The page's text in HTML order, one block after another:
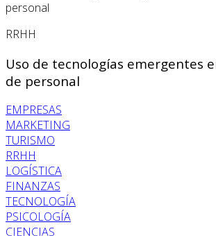
RRHH
Uso de tecnologías emergentes
de personal
EMPRESAS
MARKETING
TURISMO
RRHH
LOGÍSTICA
FINANZAS
TECNOLOGÍA
PSICOLOGÍA
CIENCIAS